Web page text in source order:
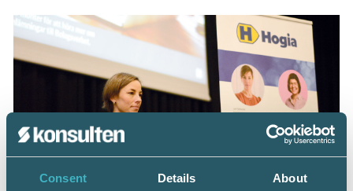
Consent Details About